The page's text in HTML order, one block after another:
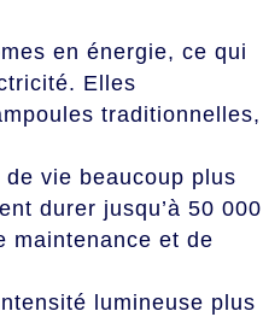
en énergie, ce qui
Elles
traditionnelles,
vie beaucoup plus
durer jusqu’à 50 000
maintenance et de
lumineuse plus